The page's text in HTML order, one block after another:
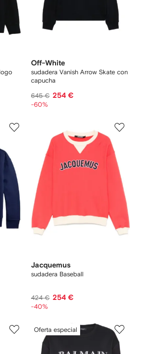
Off-White
sudadera Vanish Arrow Skate con
capucha
645 € 254 €
-60%
Jacquemus
sudadera Baseball
424 € 254 €
-40%
Oferta especial